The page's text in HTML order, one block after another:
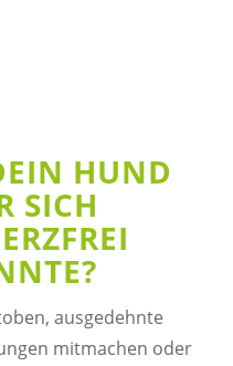
HUND
SICH
ausgedehnte
mitmachen oder